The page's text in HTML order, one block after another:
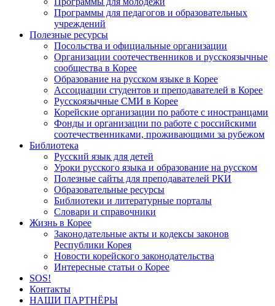
Программы для педагогов и образовательных
учреждений
Полезные ресурсы
Посольства и официальные организации
Организации соотечественников и русскоязычные
сообщества в Корее
Образование на русском языке в Корее
Ассоциации студентов и преподавателей в Корее
Русскоязычные СМИ в Корее
Корейские организации по работе с иностранцами
Фонды и организации по работе с российскими
соотечественниками, проживающими за рубежом
Библиотека
Русский язык для детей
Уроки русского языка и образование на русском
Полезные сайты для преподавателей РКИ
Образовательные ресурсы
Библиотеки и литературные порталы
Словари и справочники
Жизнь в Корее
Законодательные акты и кодексы законов
Республики Корея
Новости корейского законодательства
Интересные статьи о Корее
SOS!
Контакты
НАШИ ПАРТНЁРЫ